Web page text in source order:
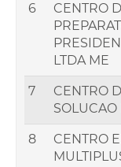
6
CENTRO
LTDA ME
7
CENTRO
SOLUCAO
8
CENTRO